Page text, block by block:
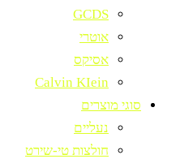
GCDS
אוטרי
אסיקס
Calvin KIein
סוגי מוצרים
נעליים
חולצות טי-שירט